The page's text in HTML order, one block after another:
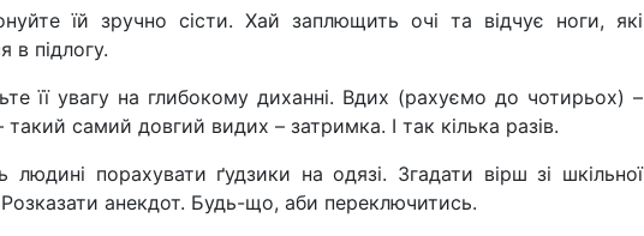
їй зручно сісти. Хай заплющить очі та відчує ноги, які
в підлогу.
її увагу на глибокому диханні. Вдих (рахуємо до чотирьох) –
такий самий довгий видих – затримка. І так кілька разів.
людині порахувати ґудзики на одязі. Згадати вірш зі шкільної
анекдот. Будь-що, аби переключитись.